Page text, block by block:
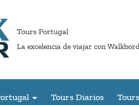
Tours Portugal
La excelencia de viajar con
Tours Diarios